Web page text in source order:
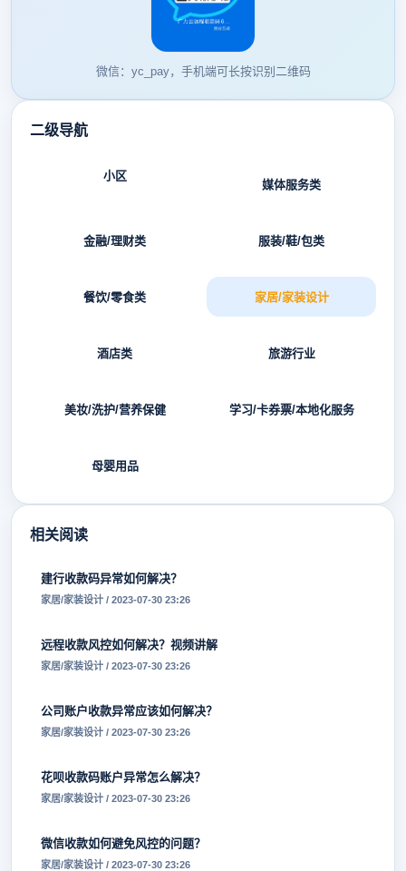
微信：yc_pay，手机端可长按识别二维码
二级导航
小区
媒体服务类
金融/理财类 服装/鞋/包类
餐饮/零食类 家居/家装设计
酒店类 旅游行业
美妆/洗护/营养保健 学习/卡券票/本地化服务
母婴用品
相关阅读
建行收款码异常如何解决？
家居/家装设计 / 2023-07-30 23:26
远程收款风控如何解决？视频讲解
家居/家装设计 / 2023-07-30 23:26
公司账户收款异常应该如何解决？
家居/家装设计 / 2023-07-30 23:26
花呗收款码账户异常怎么解决？
家居/家装设计 / 2023-07-30 23:26
微信收款如何避免风控的问题？
家居/家装设计 / 2023-07-30 23:26